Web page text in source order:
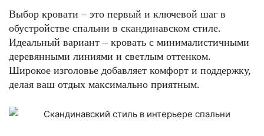
Выбор кровати – это первый и ключевой шаг в
обустройстве спальни в скандинавском стиле.
Идеальный вариант – кровать с минималистичными
деревянными линиями и светлым оттенком.
Широкое изголовье добавляет комфорт и поддержку,
делая ваш отдых максимально приятным.